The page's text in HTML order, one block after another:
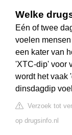
Welke
Eén of twee
voelen
een kater van
'XTC-dip' voor
wordt het vaak
dinsdagdip
Verzoek tot
op drugsinfo.nl